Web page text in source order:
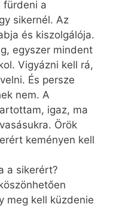
fürdeni a
sikernél. Az
és kiszolgálója.
egyszer mindent
Vigyázni kell rá,
És persze
nem. A
igaz, ma
Örök
keményen kell
a sikerért?
meg kell küzdenie